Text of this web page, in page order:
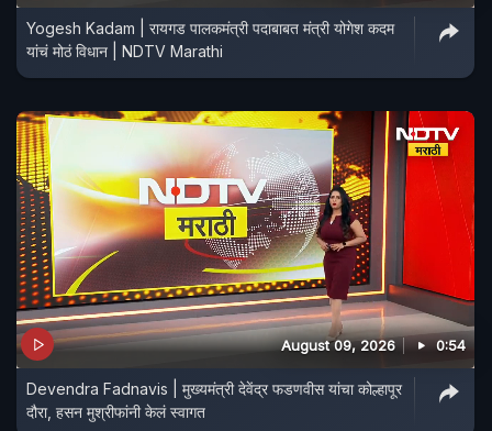
Yogesh Kadam | रायगड पालकमंत्री पदाबाबत मंत्री योगेश कदम
यांचं मोठं विधान | NDTV Marathi
August 09, 2026 0:54
Devendra Fadnavis | मुख्यमंत्री देवेंद्र फडणवीस यांचा कोल्हापूर
दौरा, हसन मुश्रीफांनी केलं स्वागत